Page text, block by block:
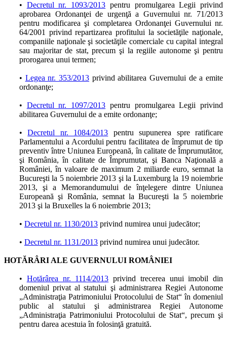
• Decretul nr. 1093/2013 pentru promulgarea Legii privind
aprobarea Ordonanţei de urgenţă a Guvernului nr. 71/2013
pentru modificarea şi completarea Ordonanţei Guvernului nr.
64/2001 privind repartizarea profitului la societăţile naţionale,
companiile naţionale şi societăţile comerciale cu capital integral
sau majoritar de stat, precum şi la regiile autonome şi pentru
prorogarea unui termen;
• Legea nr. 353/2013 privind abilitarea Guvernului de a emite
ordonanţe;
• Decretul nr. 1097/2013 pentru promulgarea Legii privind
abilitarea Guvernului de a emite ordonanţe;
•Decretul nr. 1084/2013 pentru supunerea spre ratificare
Parlamentului a Acordului pentru facilitatea de împrumut de tip
preventiv între Uniunea Europeană, în calitate de Împrumutător,
şi România, în calitate de Împrumutat, şi Banca Naţională a
României, în valoare de maximum 2 miliarde euro, semnat la
Bucureşti la 5 noiembrie 2013 şi la Luxemburg la 19 noiembrie
2013, şi a Memorandumului de înţelegere dintre Uniunea
Europeană şi România, semnat la Bucureşti la 5 noiembrie
2013 şi la Bruxelles la 6 noiembrie 2013;
• Decretul nr. 1130/2013 privind numirea unui judecător;
• Decretul nr. 1131/2013 privind numirea unui judecător.
HOTĂRÂRI ALE GUVERNULUI ROMÂNIEI
• Hotărârea nr. 1114/2013 privind trecerea unui imobil din
domeniul privat al statului şi administrarea Regiei Autonome
„Administraţia Patrimoniului Protocolului de Stat“ în domeniul
public al statului şi administrarea Regiei Autonome
„Administraţia Patrimoniului Protocolului de Stat“, precum şi
pentru darea acestuia în folosinţă gratuită.